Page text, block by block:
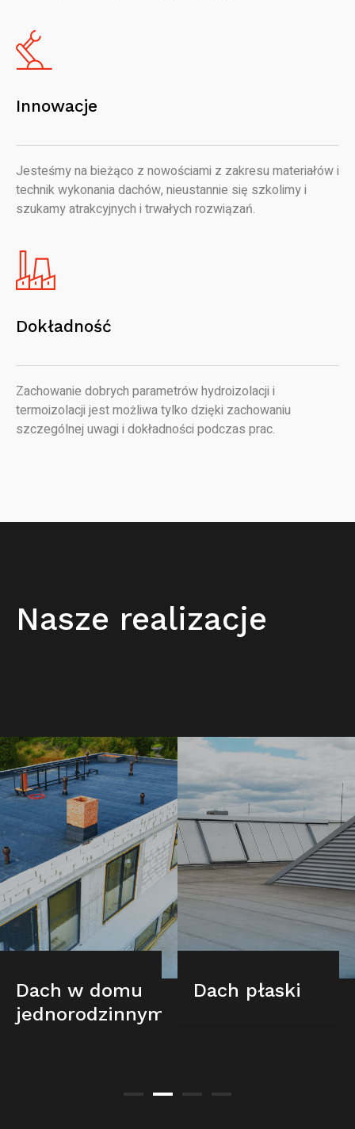
Innowacje
Jesteśmy na bieżąco z nowościami z zakresu materiałów i
technik wykonania dachów, nieustannie się szkolimy i
szukamy atrakcyjnych i trwałych rozwiązań.
Dokładność
Zachowanie dobrych parametrów hydroizolacji i
termoizolacji jest możliwa tylko dzięki zachowaniu
szczególnej uwagi i dokładności podczas prac.
Nasze realizacje
Dach w domu
jednorodzinnym
Dach płaski